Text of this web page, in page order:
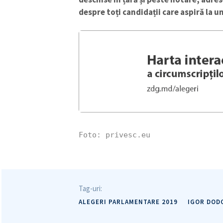
despre toți candidații care aspiră la
Foto: privesc.eu
Tag-uri:
ALEGERI PARLAMENTARE 2019 IGOR
Link media
Mesajul știrei